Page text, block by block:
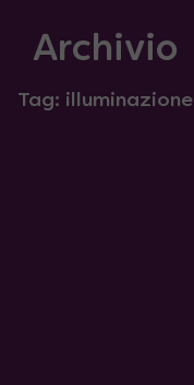
Archivio
Tag: illuminazione